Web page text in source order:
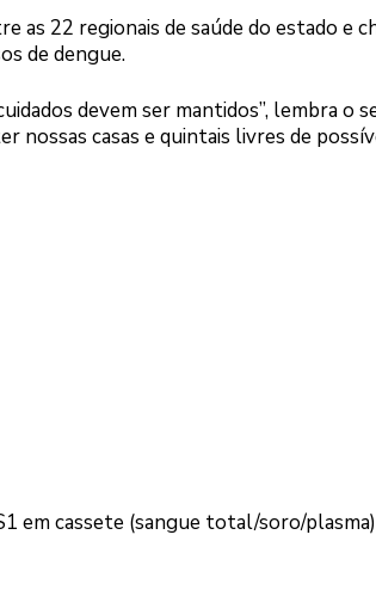
as 22 regionais de saúde do estado e
de dengue.
devem ser mantidos”, lembra o
nossas casas e quintais livres de
em cassete (sangue total/soro/